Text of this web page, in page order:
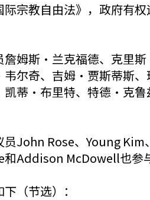
际宗教自由法》，政府有
詹姆斯·兰克福德、克里
尔奇、吉姆·贾斯蒂斯
凯蒂·布里特、特德·克
员John Rose、Young
Addison McDowell也参
（节选）：